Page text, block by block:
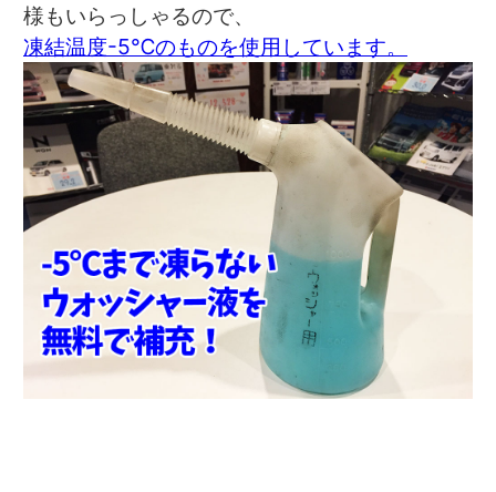
様もいらっしゃるので、
凍結温度-5℃のものを使用しています。